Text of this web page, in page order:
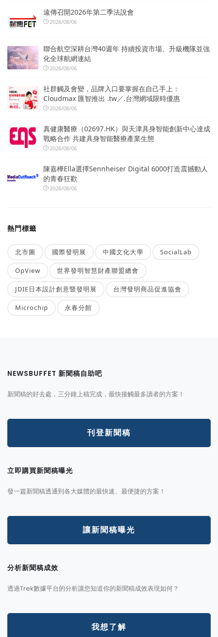
遠傳召開2026年第二季法說會
2026/08/06
聯合航空深耕台灣40週年 持續投資市場、升級機隊並強
化全球航網連結
2026/08/06
社群觸及會變，品牌入口要掌握在自己手上：
Cloudmax 匯智推出 .tw／.台灣網域限時優惠
2026/08/06
真健康醫療（02697.HK）與天津具身智能創新中心達成
戰略合作 共建具身智能醫療產業生態
2026/08/06
陳嘉樺Ella選擇Sennheiser Digital 6000打造震撼動人
的青春狂歡
2026/08/06
熱門標籤
北市圖 國際發明展 中國文化大學 SocialLab
OpView 世界發明智慧財產聯盟總會
JDIE日本設計創意暨發明展 台灣發明商品促進協會
Microchip 永春分館
NEWSBUFFET 新聞稿自助吧
新聞稿的好去處，三分鐘上稿完成，最快接觸最多讀者的方案！
刊登新聞稿
立即購買新聞稿曝光
發一篇新聞稿透通到各大媒體的最快速、最便捷的方案！
讓新聞稿曝光
分析新聞稿成效
透過Trek數據平台的分析讓您知道你的新聞稿成效表現如何？
我想了解